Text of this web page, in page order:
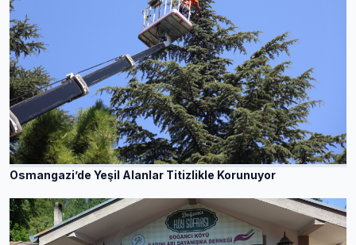
Osmangazi’de Yeşil Alanlar Titizlikle Korunuyor